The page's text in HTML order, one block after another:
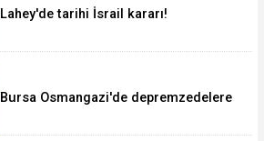
Lahey'de tarihi İsrail kararı!
Bursa Osmangazi'de depremzedelere